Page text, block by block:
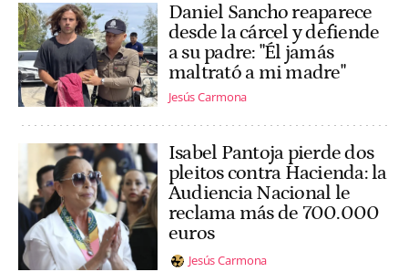
Daniel Sancho reaparece
desde la cárcel y defiende
a su padre: "Él jamás
maltrató a mi madre"
Jesús Carmona
Isabel Pantoja pierde dos
pleitos contra Hacienda: la
Audiencia Nacional le
reclama más de 700.000
euros
Jesús Carmona